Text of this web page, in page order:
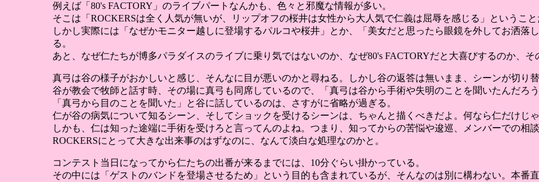
例えば「80's FACTORY」のライブパートなんかも、色々と邪魔な情報が多い。
そこは「ROCKERSは全く人気が無いが、リップオフの桜井は女性から大人気で仁義は屈辱を感じる」ということ
しかし実際には「なぜかモニター越しに登場するパルコや桜井」とか、「美女だと思ったら眼鏡を外してお洒落
る。
あと、なぜ仁たちが博多パラダイスのライブに乗り気ではないのか、なぜ80's FACTORYだと大喜びするのか、そ
真弓は谷の様子がおかしいと感じ、そんなに目が悪いのかと尋ねる。しかし谷の返答は無いまま、シーンが切り替
谷が教会で牧師と話す時、その場に真弓も同席しているので、「真弓は谷から手術や失明のことを聞いたんだろ
「真弓から目のことを聞いた」と谷に話しているのは、さすがに省略が過ぎる。
仁が谷の病気について知るシーン、そしてショックを受けるシーンは、ちゃんと描くべきだよ。何なら仁だけじ
しかも、仁は知った途端に手術を受けろと言ってんのよね。つまり、知ってからの苦悩や逡巡、メンバーでの相
ROCKERSにとって大きな出来事のはずなのに、なんて淡白な処理なのかと。
コンテスト当日になってから仁たちの出番が来るまでには、10分ぐらい掛かっている。
その中には「ゲストのバンドを登場させるため」という目的も含まれているが、そんなのは別に構わない。本番